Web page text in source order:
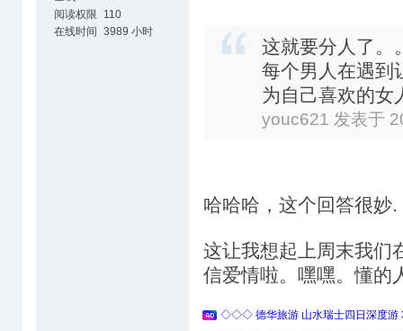
阅读权限
110
在线时间 3989 小时
这就要分人了。
每个男人在遇到
为自己喜欢的女
youc621 发表于
哈哈哈，这个回答很妙.
这让我想起上周末我们
信爱情啦。嘿嘿。懂的
◇◇◇ 德华旅游 山水瑞士四日深度